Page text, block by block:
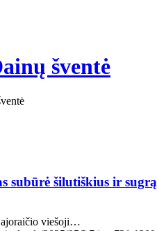
šventė
subūrė šilutiškius ir
viešoji…